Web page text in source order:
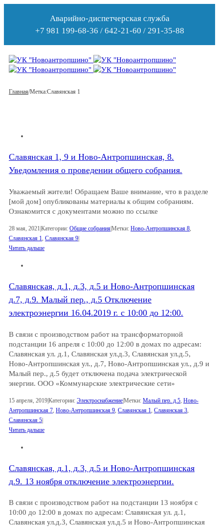
Аварийно-диспетчерская служба
+7 981 199-68-36 / 642-21-60 / 291-35-88
Главная/Метка:Славянская 1
Славянская 1, 9 и Ново-Антропшинская, 8.
Уведомления о проведении общего собрания.
Уважаемый жители! Обращаем Ваше внимание, что в разделе
[мой дом] опубликованы материалы к общим собраниям.
Ознакомится с документами можно по ссылке
28 мая, 2021 |Категории: Общие собрания|Метки: Ново-Антропшинская 8
Славянская 1 Славянская 9|
Читать дальше
Славянская, д.1, д.3, д.5 и Ново-Антропшинская
д.7, д.9. Малый пер., д.5 Отключение
электроэнергии 16.04.2019 г. с 10:00 до 12:00.
В связи с производством работ на трансформаторной
подстанции 16 апреля с 10:00 до 12:00 в домах по адресам:
Славянская ул. д.1, Славянская ул.д.3, Славянская ул.д.5,
Ново-Антропшинская ул., д.7, Ново-Антропшинская ул., д.9 и
Малый пер., д.5 будет отключена подача электрической
энергии. ООО «Коммунарские электрические сети»
15 апреля, 2019|Категории: Электроснабжение|Метки: Малый пер. д.5 Ново-
Антропшинская 7 Ново-Антропшинская 9 Славянская 1 Славянская 3
Славянская 5|
Читать дальше
Славянская, д.1, д.3, д.5 и Ново-Антропшинская
д.9. 13 ноября отключение электроэнергии.
В связи с производством работ на подстанции 13 ноября с
10:00 до 12:00 в домах по адресам: Славянская ул. д.1,
Славянская ул.д.3, Славянская ул.д.5 и Ново-Антропшинская